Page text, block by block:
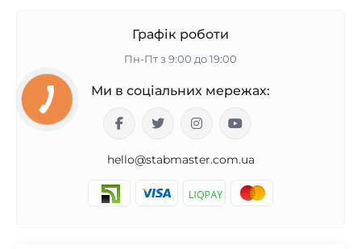
Графік роботи
Пн-Пт з 9:00 до 19:00
Ми в соціальних мережах:
hello@stabmaster.com.ua